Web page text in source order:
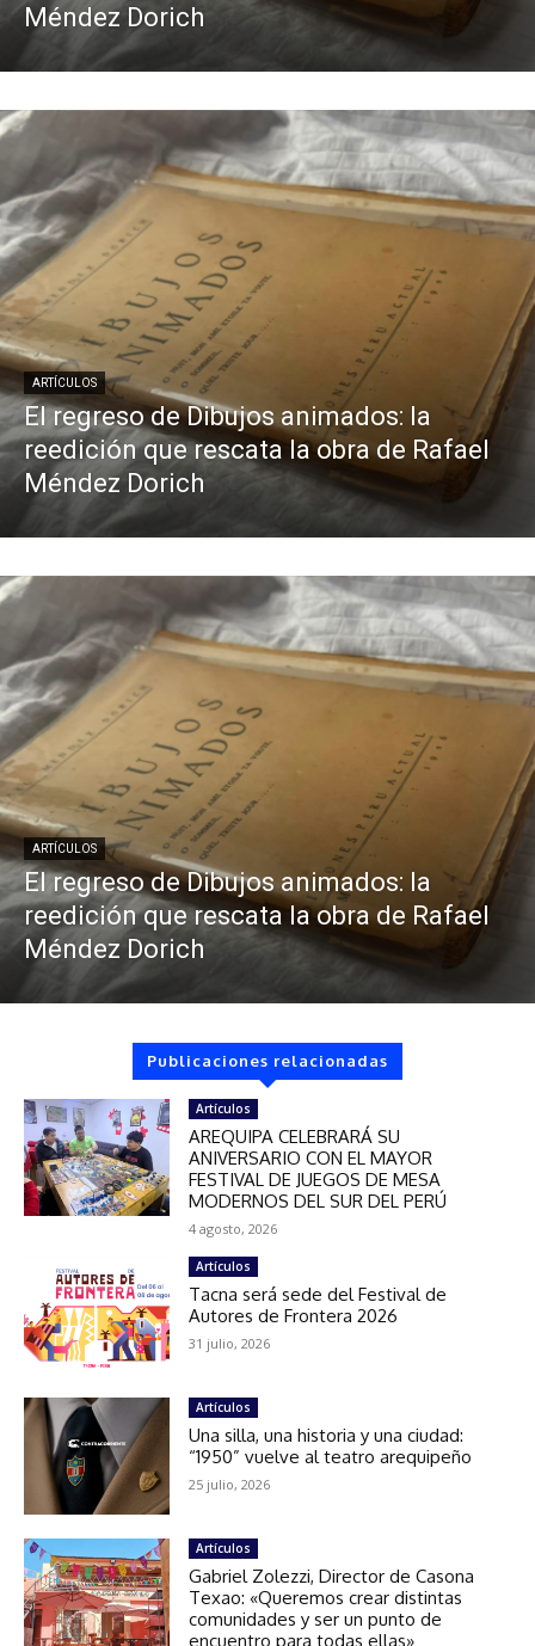
Méndez Dorich
ARTÍCULOS
El regreso de Dibujos animados: la
reedición que rescata la obra de Rafael
Méndez Dorich
ARTÍCULOS
El regreso de Dibujos animados: la
reedición que rescata la obra de Rafael
Méndez Dorich
Publicaciones relacionadas
Artículos
AREQUIPA CELEBRARÁ SU
ANIVERSARIO CON EL MAYOR
FESTIVAL DE JUEGOS DE MESA
MODERNOS DEL SUR DEL PERÚ
4 agosto, 2026
Artículos
Tacna será sede del Festival de
Autores de Frontera 2026
31 julio, 2026
Artículos
Una silla, una historia y una ciudad:
“1950” vuelve al teatro arequipeño
25 julio, 2026
Artículos
Gabriel Zolezzi, Director de Casona
Texao: «Queremos crear distintas
comunidades y ser un punto de
encuentro para todas ellas»